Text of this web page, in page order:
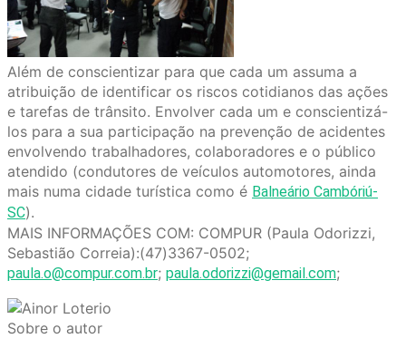
Além de conscientizar para que cada um assuma a
atribuição de identificar os riscos cotidianos das ações
e tarefas de trânsito. Envolver cada um e conscientizá-
los para a sua participação na prevenção de acidentes
envolvendo trabalhadores, colaboradores e o público
atendido (condutores de veículos automotores, ainda
mais numa cidade turística como é Balneário Cambóriú-
SC).
MAIS INFORMAÇÕES COM: COMPUR (Paula Odorizzi,
Sebastião Correia):(47)3367-0502;
paula.o@compur.com.br; paula.odorizzi@gemail.com;
Sobre o autor